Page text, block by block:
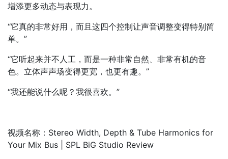
增添更多动态与表现力。
“它真的非常好用，而且这四个控制让声音调整变得特别简
单。”
“它听起来并不人工，而是一种非常自然、非常有机的音
色。立体声声场变得更宽，也更有趣。”
“我还能说什么呢？我很喜欢。”
视频名称：Stereo Width, Depth & Tube Harmonics for
Your Mix Bus | SPL BiG Studio Review